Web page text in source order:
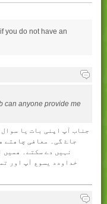
you do not have an
can anyone provide me
جناب آپ اپنی بات يا
جاۓ گی۔ معافی چاھتے
نہيں دے سکتے۔
خداودد يسوع آپ اور